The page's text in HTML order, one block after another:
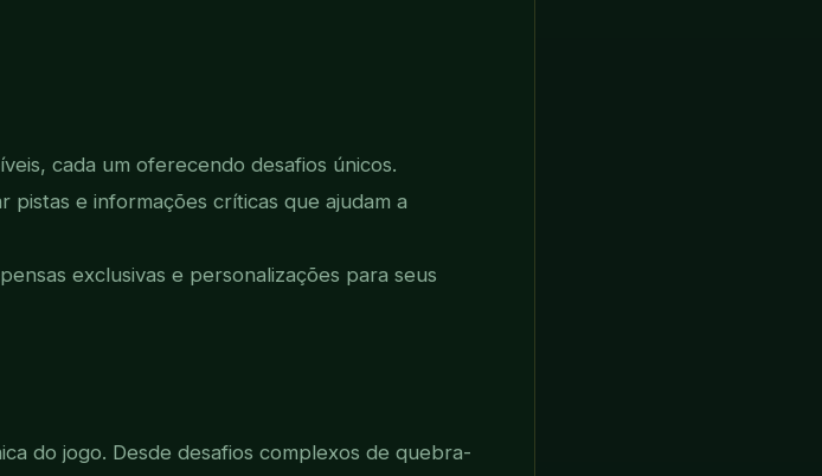
cada um oferecendo desafios únicos.
e informações críticas que ajudam a
exclusivas e personalizações para seus
do jogo. Desde desafios complexos de quebra-